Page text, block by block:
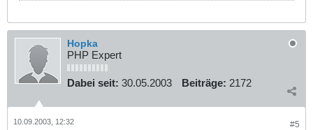
Hopka
PHP Expert
Dabei seit: 30.05.2003 Beiträge: 2172
#5
10.09.2003, 12:32